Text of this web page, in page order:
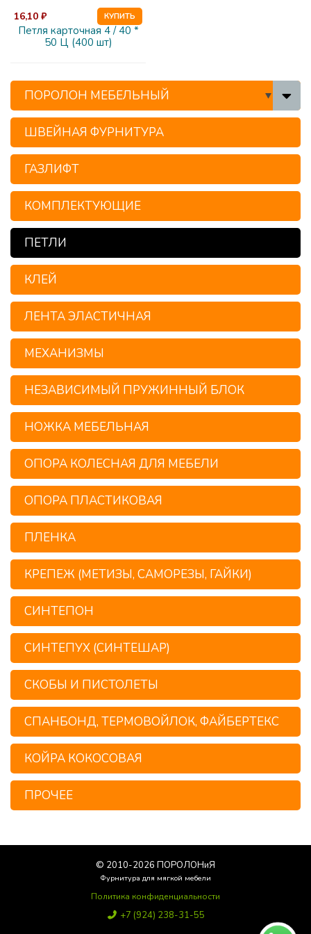
16,10 ₽ КУПИТЬ
Петля карточная 4 / 40 *
50 Ц (400 шт)
ПОРОЛОН МЕБЕЛЬНЫЙ
ШВЕЙНАЯ ФУРНИТУРА
ГАЗЛИФТ
КОМПЛЕКТУЮЩИЕ
ПЕТЛИ
КЛЕЙ
ЛЕНТА ЭЛАСТИЧНАЯ
МЕХАНИЗМЫ
НЕЗАВИСИМЫЙ ПРУЖИННЫЙ БЛОК
НОЖКА МЕБЕЛЬНАЯ
ОПОРА КОЛЕСНАЯ ДЛЯ МЕБЕЛИ
ОПОРА ПЛАСТИКОВАЯ
ПЛЕНКА
КРЕПЕЖ (МЕТИЗЫ, САМОРЕЗЫ, ГАЙКИ)
СИНТЕПОН
СИНТЕПУХ (СИНТЕШАР)
СКОБЫ И ПИСТОЛЕТЫ
СПАНБОНД, ТЕРМОВОЙЛОК, ФАЙБЕРТЕКС
КОЙРА КОКОСОВАЯ
ПРОЧЕЕ
© 2010-2026 ПОРОЛОНиЯ
Фурнитура для мягкой мебели
Политика конфиденциальности
+7 (924) 238-31-55